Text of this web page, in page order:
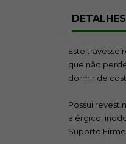
Este
que não
dormir de
Possui
alérgico,
Suporte Firme